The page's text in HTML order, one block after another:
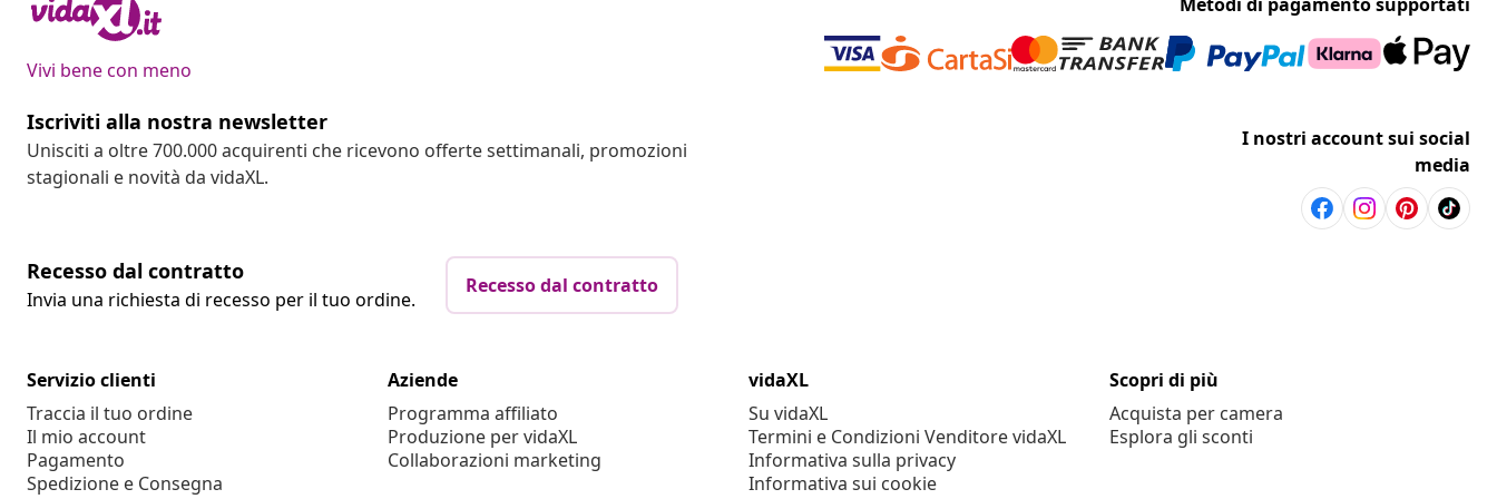
Vivi bene con meno
Metodi di pagamento supportati
Iscriviti alla nostra newsletter
Unisciti a oltre 700.000 acquirenti che ricevono offerte settimanali, promozioni
stagionali e novità da vidaXL.
I nostri account sui social
media
Recesso dal contratto
Invia una richiesta di recesso per il tuo ordine.
Recesso dal contratto
Servizio clienti
Traccia il tuo ordine
Il mio account
Pagamento
Spedizione e Consegna
Aziende
Programma affiliato
Produzione per vidaXL
Collaborazioni marketing
vidaXL
Su vidaXL
Termini e Condizioni Venditore vidaXL
Informativa sulla privacy
Informativa sui cookie
Scopri di più
Acquista per camera
Esplora gli sconti